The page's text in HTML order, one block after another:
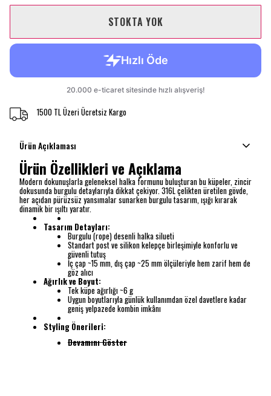
STOKTA YOK
1500 TL Üzeri Ücretsiz Kargo
Ürün Açıklaması
Ürün Özellikleri ve Açıklama
Modern dokunuşlarla geleneksel halka formunu buluşturan bu küpeler, zincir
dokusunda burgulu detaylarıyla dikkat çekiyor. 316L çelikten üretilen gövde,
her açıdan pürüzsüz yansımalar sunarken burgulu tasarım, ışığı kırarak
dinamik bir ışıltı yaratır.
Tasarım Detayları:
Burgulu (rope) desenli halka silueti
Standart post ve silikon kelepçe birleşimiyle konforlu ve
güvenli tutuş
İç çap ~15 mm, dış çap ~25 mm ölçüleriyle hem zarif hem de
göz alıcı
Ağırlık ve Boyut:
Tek küpe ağırlığı ~6 g
Uygun boyutlarıyla günlük kullanımdan özel davetlere kadar
geniş yelpazede kombin imkânı
Styling Önerileri:
Devamını Göster